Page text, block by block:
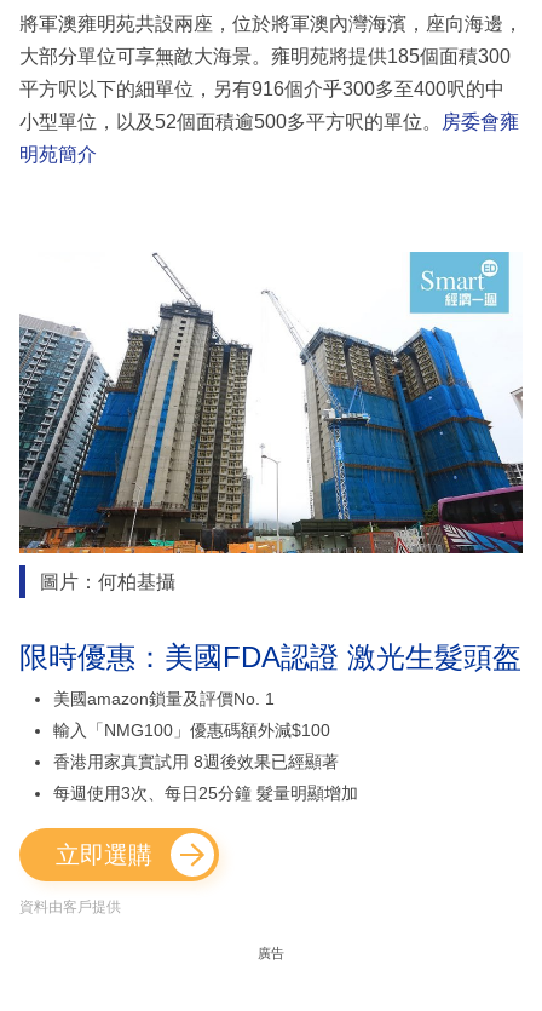
將軍澳雍明苑共設兩座，位於將軍澳內灣海濱，座向海邊，
大部分單位可享無敵大海景。雍明苑將提供185個面積300
平方呎以下的細單位，另有916個介乎300多至400呎的中
小型單位，以及52個面積逾500多平方呎的單位。
房委會雍
明苑簡介
圖片：何柏基攝
限時優惠：美國FDA認證 激光生髮頭盔
美國amazon鎖量及評價No. 1
輸入「NMG100」優惠碼額外減$100
香港用家真實試用 8週後效果已經顯著
每週使用3次、每日25分鐘 髮量明顯增加
立即選購
資料由客戶提供
廣告